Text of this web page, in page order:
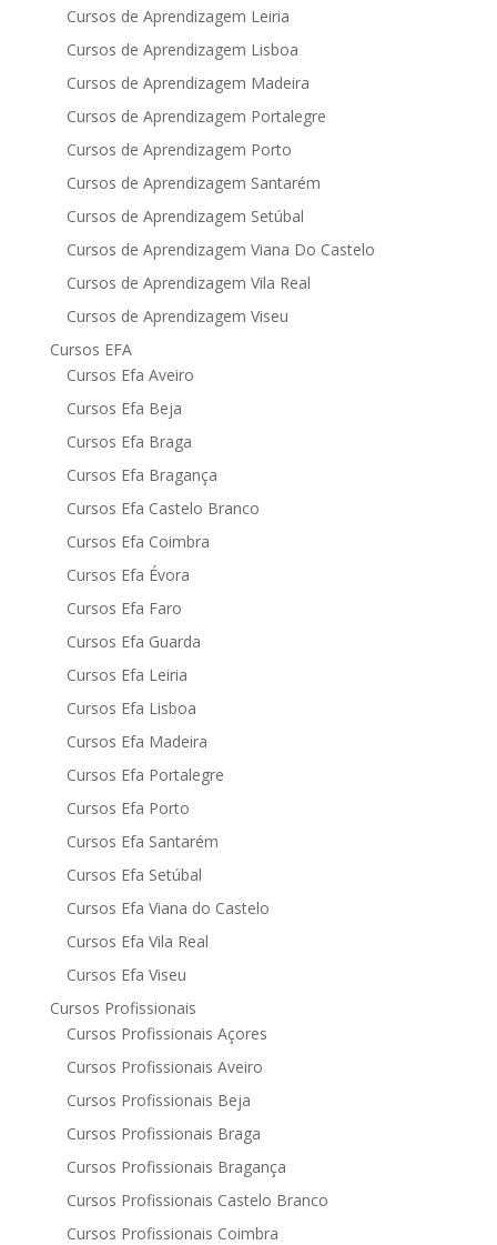
Cursos de Aprendizagem Leiria
Cursos de Aprendizagem Lisboa
Cursos de Aprendizagem Madeira
Cursos de Aprendizagem Portalegre
Cursos de Aprendizagem Porto
Cursos de Aprendizagem Santarém
Cursos de Aprendizagem Setúbal
Cursos de Aprendizagem Viana Do Castelo
Cursos de Aprendizagem Vila Real
Cursos de Aprendizagem Viseu
Cursos EFA
Cursos Efa Aveiro
Cursos Efa Beja
Cursos Efa Braga
Cursos Efa Bragança
Cursos Efa Castelo Branco
Cursos Efa Coimbra
Cursos Efa Évora
Cursos Efa Faro
Cursos Efa Guarda
Cursos Efa Leiria
Cursos Efa Lisboa
Cursos Efa Madeira
Cursos Efa Portalegre
Cursos Efa Porto
Cursos Efa Santarém
Cursos Efa Setúbal
Cursos Efa Viana do Castelo
Cursos Efa Vila Real
Cursos Efa Viseu
Cursos Profissionais
Cursos Profissionais Açores
Cursos Profissionais Aveiro
Cursos Profissionais Beja
Cursos Profissionais Braga
Cursos Profissionais Bragança
Cursos Profissionais Castelo Branco
Cursos Profissionais Coimbra